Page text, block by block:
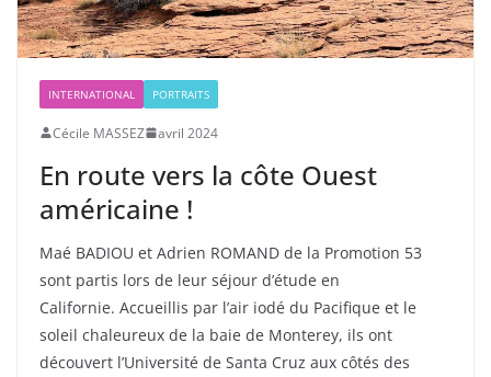
INTERNATIONAL PORTRAITS
Cécile MASSEZ avril 2024
En route vers la côte Ouest
américaine !
Maé BADIOU et Adrien ROMAND de la Promotion 53
sont partis lors de leur séjour d’étude en
Californie. Accueillis par l’air iodé du Pacifique et le
soleil chaleureux de la baie de Monterey, ils ont
découvert l’Université de Santa Cruz aux côtés des